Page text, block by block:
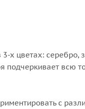
х цветах: серебро,
подчеркивает всю
с